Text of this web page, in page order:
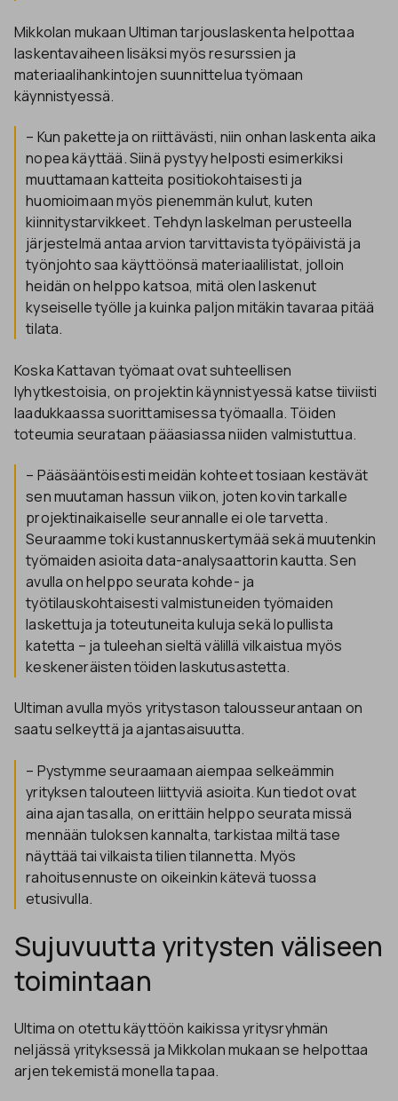
Mikkolan mukaan Ultiman tarjouslaskenta helpottaa
laskentavaiheen lisäksi myös resurssien ja
materiaalihankintojen suunnittelua työmaan
käynnistyessä.
– Kun paketteja on riittävästi, niin onhan laskenta aika
nopea käyttää. Siinä pystyy helposti esimerkiksi
muuttamaan katteita positiokohtaisesti ja
huomioimaan myös pienemmän kulut, kuten
kiinnitystarvikkeet. Tehdyn laskelman perusteella
järjestelmä antaa arvion tarvittavista työpäivistä ja
työnjohto saa käyttöönsä materiaalilistat, jolloin
heidän on helppo katsoa, mitä olen laskenut
kyseiselle työlle ja kuinka paljon mitäkin tavaraa pitää
tilata.
Koska Kattavan työmaat ovat suhteellisen
lyhytkestoisia, on projektin käynnistyessä katse tiiviisti
laadukkaassa suorittamisessa työmaalla. Töiden
toteumia seurataan pääasiassa niiden valmistuttua.
– Pääsääntöisesti meidän kohteet tosiaan kestävät
sen muutaman hassun viikon, joten kovin tarkalle
projektinaikaiselle seurannalle ei ole tarvetta.
Seuraamme toki kustannuskertymää sekä muutenkin
työmaiden asioita data-analysaattorin kautta. Sen
avulla on helppo seurata kohde- ja
työtilauskohtaisesti valmistuneiden työmaiden
laskettuja ja toteutuneita kuluja sekä lopullista
katetta – ja tuleehan sieltä välillä vilkaistua myös
keskeneräisten töiden laskutusastetta.
Ultiman avulla myös yritystason talousseurantaan on
saatu selkeyttä ja ajantasaisuutta.
– Pystymme seuraamaan aiempaa selkeämmin
yrityksen talouteen liittyviä asioita. Kun tiedot ovat
aina ajan tasalla, on erittäin helppo seurata missä
mennään tuloksen kannalta, tarkistaa miltä tase
näyttää tai vilkaista tilien tilannetta. Myös
rahoitusennuste on oikeinkin kätevä tuossa
etusivulla.
Sujuvuutta yritysten väliseen
toimintaan
Ultima on otettu käyttöön kaikissa yritysryhmän
neljässä yrityksessä ja Mikkolan mukaan se helpottaa
arjen tekemistä monella tapaa.